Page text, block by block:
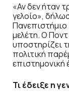
«Αν δεν ήταν
γελοίο»,
Πανεπιστήμιο
μελέτη. Ο
υποστηρίζει
πολιτική
επιστημονική
Τι έδειξε η